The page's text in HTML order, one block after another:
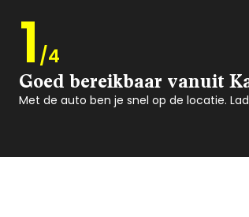
1 /4
Goed bereikbaar vanuit
Met de auto ben je snel op de locatie.